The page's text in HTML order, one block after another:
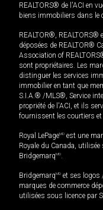
REALTORS® de l'ACI en
biens immobiliers dans le
REALTOR®, REALTORS®
déposées de REALTOR®
Association of
sont propriétaires. Les
distinguer les services
immobilier en tant que
S.I.A.® /MLS®, Service
propriété de l'ACI, et ils
fournissent les courtiers
Royal LePageMD est une
Royale du Canada,
BridgemarqMD.
BridgemarqMD et ses logos
marques de commerce
utilisées sous licence par